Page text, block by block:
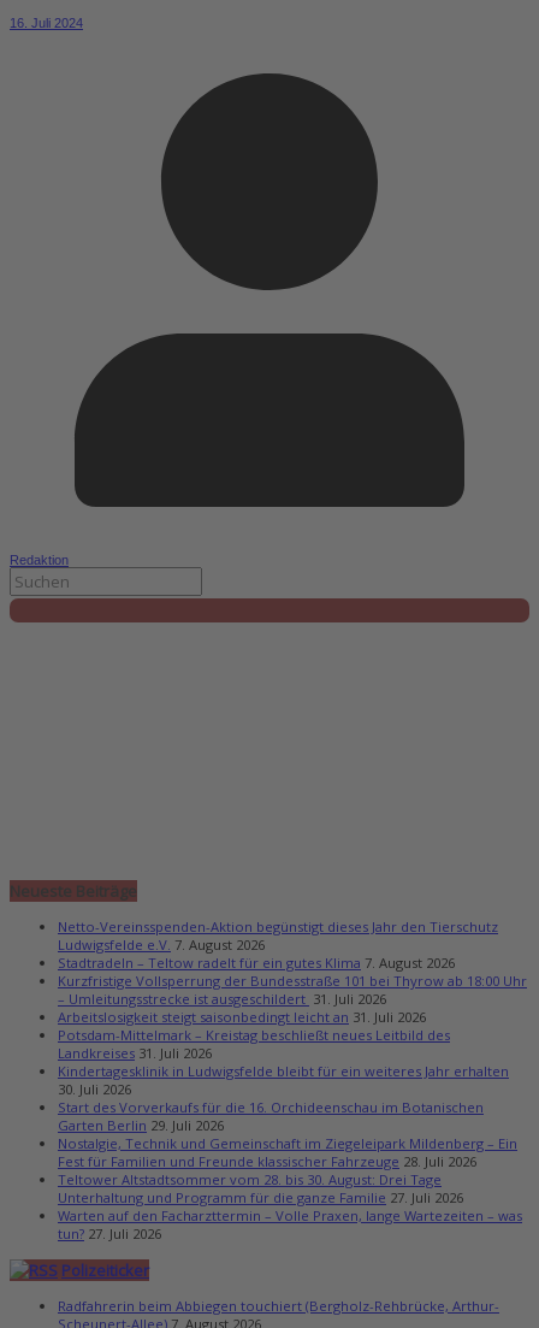
16. Juli 2024
Redaktion
Neueste Beiträge
Netto-Vereinsspenden-Aktion begünstigt dieses Jahr den Tierschutz
Ludwigsfelde e.V. 7. August 2026
Stadtradeln – Teltow radelt für ein gutes Klima 7. August 2026
Kurzfristige Vollsperrung der Bundesstraße 101 bei Thyrow ab 18:00 Uhr
– Umleitungsstrecke ist ausgeschildert 31. Juli 2026
Arbeitslosigkeit steigt saisonbedingt leicht an 31. Juli 2026
Potsdam-Mittelmark – Kreistag beschließt neues Leitbild des
Landkreises 31. Juli 2026
Kindertagesklinik in Ludwigsfelde bleibt für ein weiteres Jahr erhalten
30. Juli 2026
Start des Vorverkaufs für die 16. Orchideenschau im Botanischen
Garten Berlin 29. Juli 2026
Nostalgie, Technik und Gemeinschaft im Ziegeleipark Mildenberg – Ein
Fest für Familien und Freunde klassischer Fahrzeuge 28. Juli 2026
Teltower Altstadtsommer vom 28. bis 30. August: Drei Tage
Unterhaltung und Programm für die ganze Familie 27. Juli 2026
Warten auf den Facharzttermin – Volle Praxen, lange Wartezeiten – was
tun? 27. Juli 2026
Polizeiticker
Radfahrerin beim Abbiegen touchiert (Bergholz-Rehbrücke, Arthur-
Scheunert-Allee) 7. August 2026